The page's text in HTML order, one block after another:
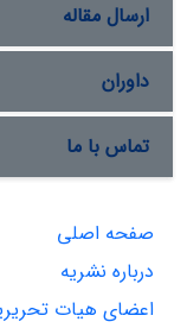
ارسال مقاله
داوران
تماس با ما
صفحه اصلی
درباره نشریه
اعضای هیات